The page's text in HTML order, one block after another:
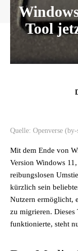
Tool
Quelle: Openverse
Mit dem Ende von
Version Windows
reibungslosen
kürzlich sein
Nutzern ermöglicht,
zu migrieren.
funktionierte, steht